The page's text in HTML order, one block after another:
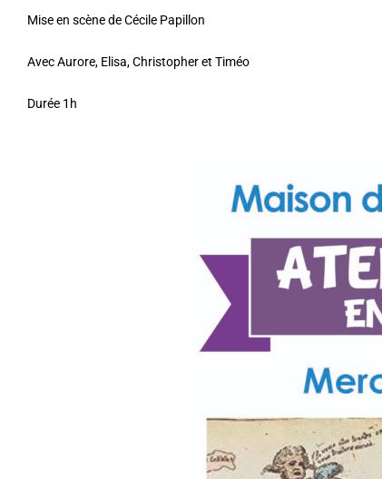
Mise en scène de Cécile Papillon
Avec Aurore, Elisa, Christopher et Timéo
Durée 1h